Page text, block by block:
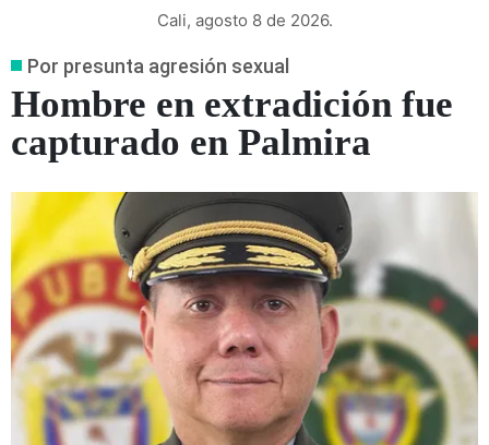
Cali, agosto 8 de 2026.
Por presunta agresión sexual
Hombre en extradición fue
capturado en Palmira